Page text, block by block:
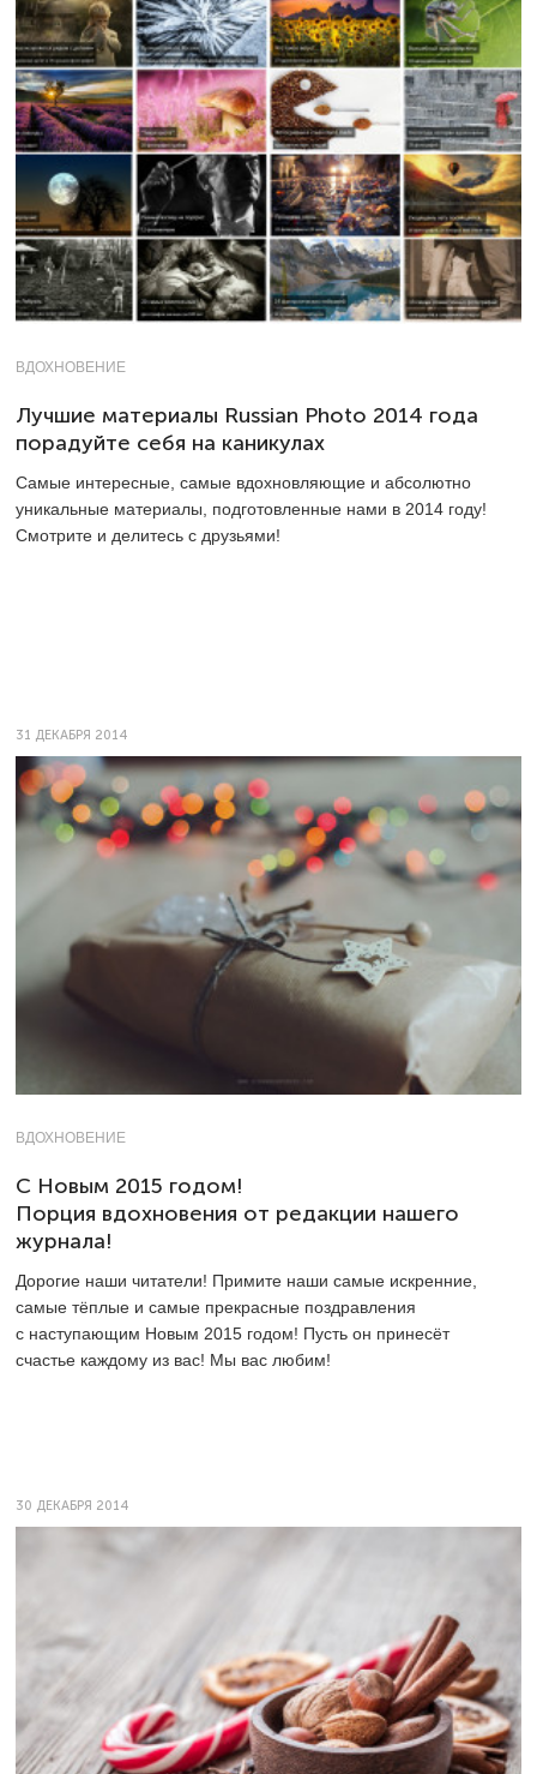
ВДОХНОВЕНИЕ
Лучшие материалы Russian Photo 2014 года
порадуйте себя на каникулах
Самые интересные, самые вдохновляющие и абсолютно
уникальные материалы, подготовленные нами в 2014 году!
Смотрите и делитесь с друзьями!
31 ДЕКАБРЯ 2014
ВДОХНОВЕНИЕ
С Новым 2015 годом!
Порция вдохновения от редакции нашего
журнала!
Дорогие наши читатели! Примите наши самые искренние,
самые тёплые и самые прекрасные поздравления
с наступающим Новым 2015 годом! Пусть он принесёт
счастье каждому из вас! Мы вас любим!
30 ДЕКАБРЯ 2014